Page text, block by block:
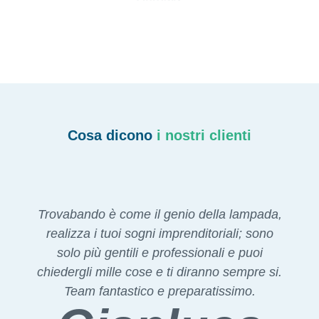
Cosa dicono i nostri clienti
Trovabando è come il genio della lampada,
realizza i tuoi sogni imprenditoriali; sono
solo più gentili e professionali e puoi
chiedergli mille cose e ti diranno sempre si.
Team fantastico e preparatissimo.